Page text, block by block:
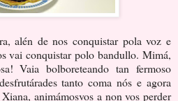
alén de nos conquistar pola voz e
vai conquistar polo bandullo. Mimá,
Vaia bolboreteando tan fermoso
tanto coma nós e agora
animámosvos a non vos perder